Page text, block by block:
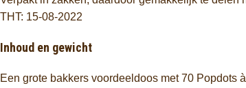
THT: 15-08-2022
Inhoud en gewicht
Een grote bakkers voordeeldoos met 70 Popdots